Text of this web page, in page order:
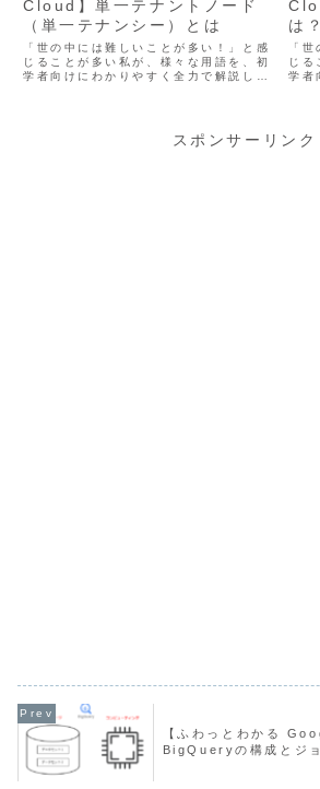
Cloud】単一テナントノード
（単一テナンシー）とは
「世の中には難しいことが多い！」と感
じることが多い私が、様々な用語を、初
学者向けにわかりやすく全力で解説しま
は？
「
じる
学者
スポンサーリンク
【ふわっとわかる
BigQueryの構成とジ